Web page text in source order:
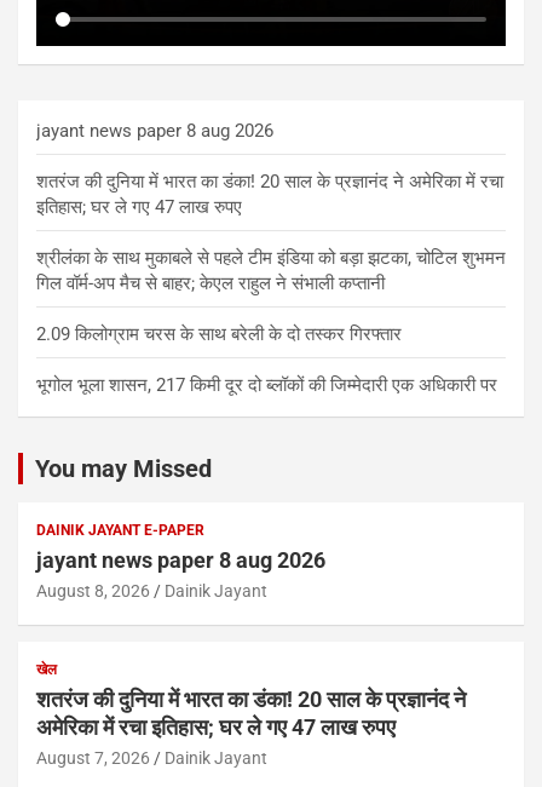
jayant news paper 8 aug 2026
शतरंज की दुनिया में भारत का डंका! 20 साल के प्रज्ञानंद ने अमेरिका में रचा
इतिहास; घर ले गए 47 लाख रुपए
श्रीलंका के साथ मुकाबले से पहले टीम इंडिया को बड़ा झटका, चोटिल शुभमन
गिल वॉर्म-अप मैच से बाहर; केएल राहुल ने संभाली कप्तानी
2.09 किलोग्राम चरस के साथ बरेली के दो तस्कर गिरफ्तार
भूगोल भूला शासन, 217 किमी दूर दो ब्लॉकों की जिम्मेदारी एक अधिकारी पर
You may Missed
DAINIK JAYANT E-PAPER
jayant news paper 8 aug 2026
August 8, 2026 Dainik Jayant
खेल
शतरंज की दुनिया में भारत का डंका! 20 साल के प्रज्ञानंद ने
अमेरिका में रचा इतिहास; घर ले गए 47 लाख रुपए
August 7, 2026 Dainik Jayant